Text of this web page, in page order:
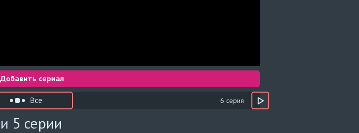
сериал
Все 6 серия
5 серии